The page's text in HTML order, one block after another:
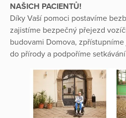
NAŠICH PACIENTŮ!
Díky Vaší pomoci postavíme
zajistíme bezpečný přejezd
budovami Domova,
do přírody a podpoříme